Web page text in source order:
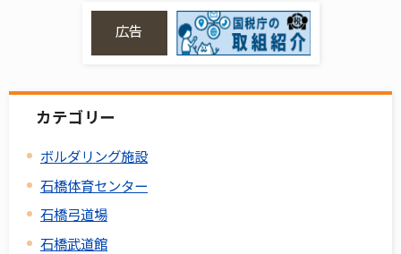
広告
カテゴリー
ボルダリング施設
石橋体育センター
石橋弓道場
石橋武道館